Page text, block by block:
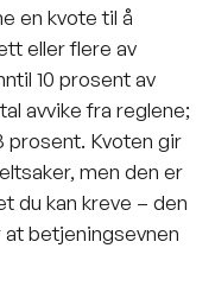
en kvote til å
eller flere av
10 prosent av
avvike fra reglene;
prosent. Kvoten gir
men den er
du kan kreve – den
betjeningsevnen